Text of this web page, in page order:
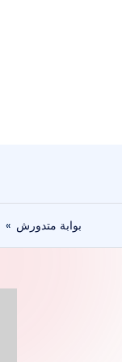
بوابة متدورش »